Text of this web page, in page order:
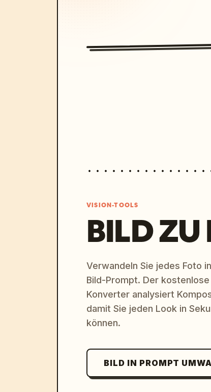
VISION-TOOLS
BILD ZU
Verwandeln Sie jedes Foto
Bild-Prompt. Der
Konverter analysiert
damit Sie jeden Look in
können.
BILD IN PROMPT